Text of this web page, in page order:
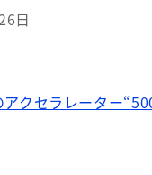
日
クセラレーター